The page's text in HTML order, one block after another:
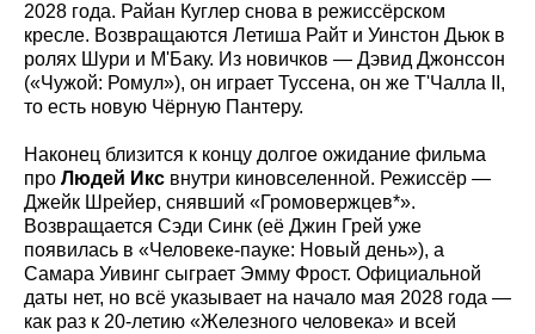
2028 года. Райан Куглер снова в режиссёрском
кресле. Возвращаются Летиша Райт и Уинстон Дьюк в
ролях Шури и М'Баку. Из новичков — Дэвид Джонссон
(«Чужой: Ромул»), он играет Туссена, он же Т'Чалла II,
то есть новую Чёрную Пантеру.
Наконец близится к концу долгое ожидание фильма
про Людей Икс внутри киновселенной. Режиссёр —
Джейк Шрейер, снявший «Громовержцев*».
Возвращается Сэди Синк (её Джин Грей уже
появилась в «Человеке-пауке: Новый день»), а
Самара Уивинг сыграет Эмму Фрост. Официальной
даты нет, но всё указывает на начало мая 2028 года —
как раз к 20-летию «Железного человека» и всей